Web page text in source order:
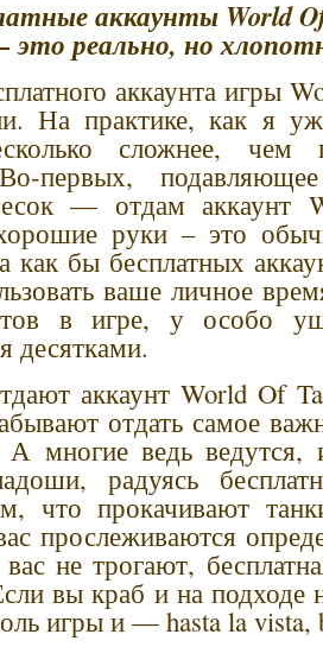
аккаунты World
реально, но
аккаунта игры
На практике, как я
сложнее, чем
первых,
— отдам аккаунт
руки – это
как бы бесплатных
ваше личное
в игре, у особо
десятками.
аккаунт World Of
отдать самое
многие ведь ведутся,
радуясь
что прокачивают
прослеживаются
не трогают,
вы краб и на подходе
игры и — hasta la vista,